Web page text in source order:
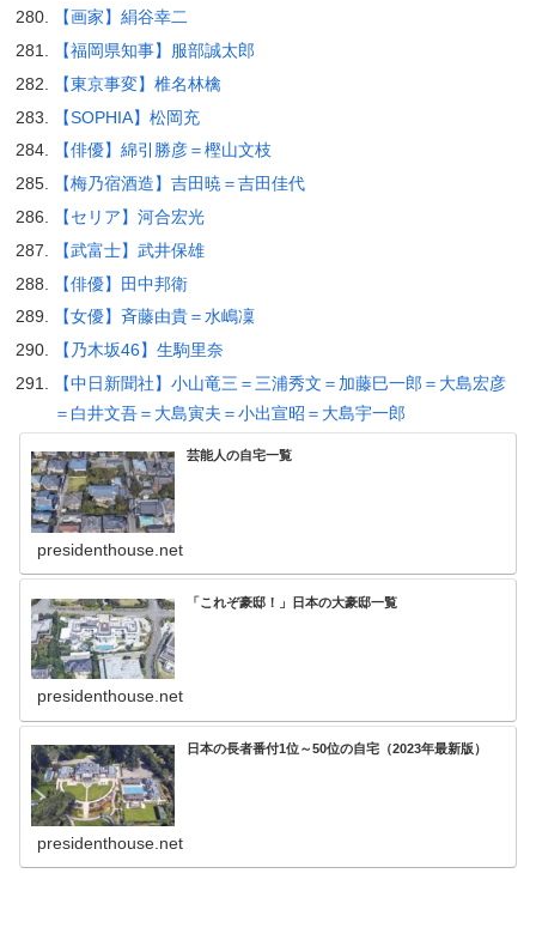
【画家】絹谷幸二
【福岡県知事】服部誠太郎
【東京事変】椎名林檎
【SOPHIA】松岡充
【俳優】綿引勝彦＝樫山文枝
【梅乃宿酒造】吉田暁＝吉田佳代
【セリア】河合宏光
【武富士】武井保雄
【俳優】田中邦衛
【女優】斉藤由貴＝水嶋凜
【乃木坂46】生駒里奈
【中日新聞社】小山竜三＝三浦秀文＝加藤巳一郎＝大島宏彦
＝白井文吾＝大島寅夫＝小出宣昭＝大島宇一郎
芸能人の自宅一覧
presidenthouse.net
「これぞ豪邸！」日本の大豪邸一覧
presidenthouse.net
日本の長者番付1位～50位の自宅（2023年最新版）
presidenthouse.net